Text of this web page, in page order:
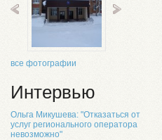
все фотографии
Интервью
Ольга Микушева: "Отказаться от
услуг регионального оператора
невозможно"